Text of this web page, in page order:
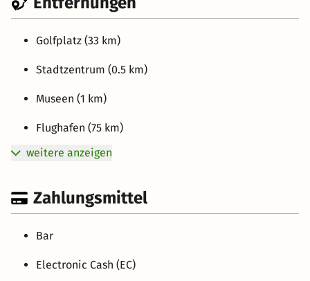
Golfplatz (33 km)
Stadtzentrum (0.5 km)
Museen (1 km)
Flughafen (75 km)
weitere anzeigen
Zahlungsmittel
Bar
Electronic Cash (EC)